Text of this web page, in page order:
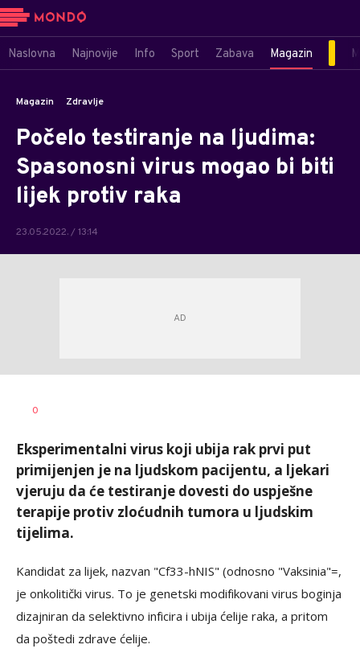
Naslovna Najnovije Info Sport Zabava Magazin
Magazin Zdravlje
Počelo testiranje na ljudima:
Spasonosni virus mogao bi biti
lijek protiv raka
23.05.2022. / 13:14
AUTOR
0
Eksperimentalni virus koji ubija rak prvi put
primijenjen je na ljudskom pacijentu, a ljekari
vjeruju da će testiranje dovesti do uspješne
terapije protiv zloćudnih tumora u ljudskim
tijelima.
Kandidat za lijek, nazvan "Cf33-hNIS" (odnosno "Vaksinia"=,
je onkolitički virus. To je genetski modifikovani virus boginja
dizajniran da selektivno inficira i ubija ćelije raka, a pritom
da poštedi zdrave ćelije.